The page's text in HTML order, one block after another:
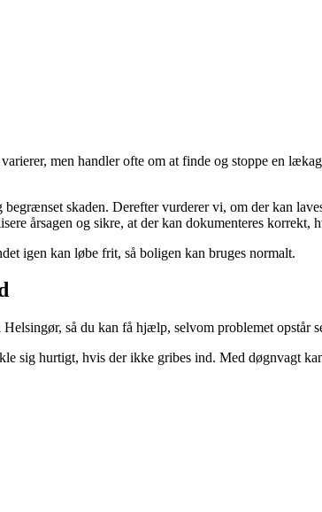
men handler ofte om at finde og stoppe en
skaden. Derefter vurderer vi, om der kan
årsagen og sikre, at der kan dokumenteres korrekt,
igen kan løbe frit, så boligen kan bruges normalt.
så du kan få hjælp, selvom problemet opstår
sig hurtigt, hvis der ikke gribes ind. Med døgnvagt